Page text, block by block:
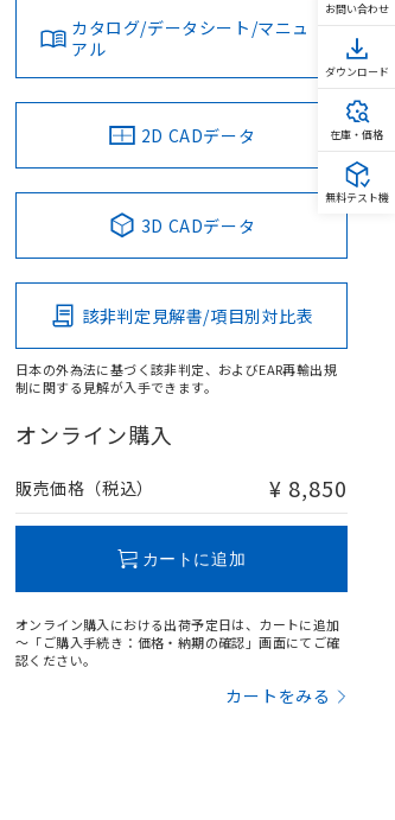
カタログ/データシート/マニュ
アル
2D CADデータ
3D CADデータ
該非判定見解書/項目別対比表
日本の外為法に基づく該非判定、およびEAR再輸出規
制に関する見解が入手できます。
オンライン購入
販売価格（税込） ¥ 8,850
カートに追加
オンライン購入における出荷予定日は、カートに追加
～「ご購入手続き：価格・納期の確認」画面にてご確
認ください。
カートをみる
お問い合わせ
ダウンロード
在庫・価格
無料テスト機